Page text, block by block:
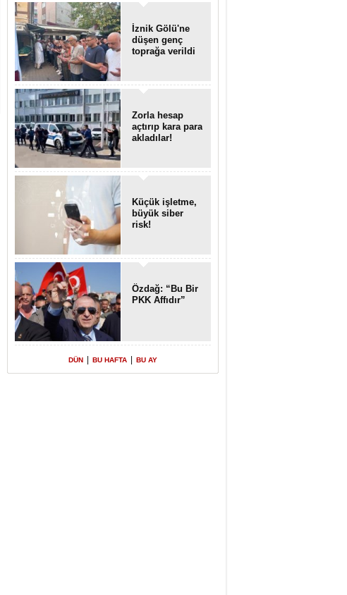
İznik Gölü'ne
düşen genç
toprağa verildi
Zorla hesap
açtırıp kara para
akladılar!
Küçük işletme,
büyük siber
risk!
Özdağ: “Bu Bir
PKK Affıdır”
DÜN BU HAFTA BU AY